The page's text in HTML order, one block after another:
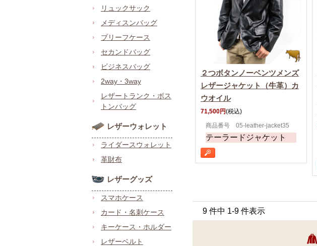
リュックサック
メディスンバッグ
ブリーフケース
セカンドバッグ
ビジネスバッグ
2way・3way
レザートランク・ボス
トンバッグ
レザーウォレット
ライダースウォレット
革財布
レザーグッズ
スマホケース
カード・名刺ケース
キーケース・ホルダー
レザーベルト
２つボタンノーベンツメンズ
レザージャケット（牛革）カ
ウオイル
71,500円(税込)
商品番号 05-leather-jacket35
テーラードジャケット
9 件中 1-9 件表示